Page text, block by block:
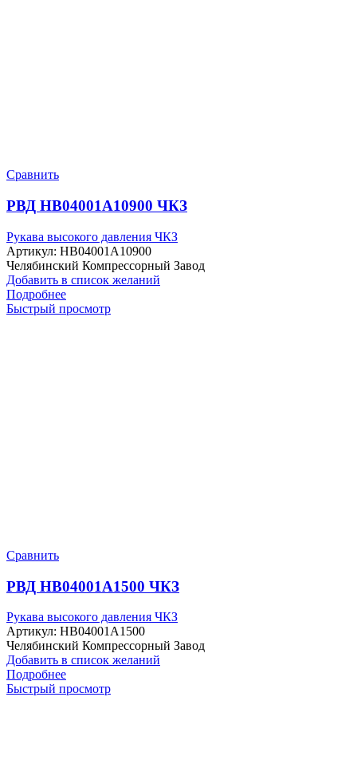
Сравнить
РВД HB04001A10900 ЧКЗ
Рукава высокого давления ЧКЗ
Артикул: HB04001A10900
Челябинский Компрессорный Завод
Добавить в список желаний
Подробнее
Быстрый просмотр
Сравнить
РВД HB04001A1500 ЧКЗ
Рукава высокого давления ЧКЗ
Артикул: HB04001A1500
Челябинский Компрессорный Завод
Добавить в список желаний
Подробнее
Быстрый просмотр